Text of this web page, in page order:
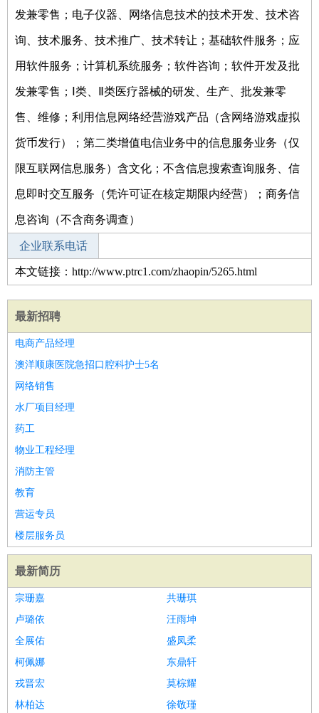
发兼零售；电子仪器、网络信息技术的技术开发、技术咨
询、技术服务、技术推广、技术转让；基础软件服务；应
用软件服务；计算机系统服务；软件咨询；软件开发及批
发兼零售；Ⅰ类、Ⅱ类医疗器械的研发、生产、批发兼零
售、维修；利用信息网络经营游戏产品（含网络游戏虚拟
货币发行）；第二类增值电信业务中的信息服务业务（仅
限互联网信息服务）含文化；不含信息搜索查询服务、信
息即时交互服务（凭许可证在核定期限内经营）；商务信
息咨询（不含商务调查）
企业联系电话
本文链接：http://www.ptrc1.com/zhaopin/5265.html
最新招聘
电商产品经理
澳洋顺康医院急招口腔科护士5名
网络销售
水厂项目经理
药工
物业工程经理
消防主管
教育
营运专员
楼层服务员
最新简历
宗珊嘉
共珊琪
卢璐依
汪雨坤
全展佑
盛凤柔
柯佩娜
东鼎轩
戎晋宏
莫棕耀
林柏达
徐敬瑾